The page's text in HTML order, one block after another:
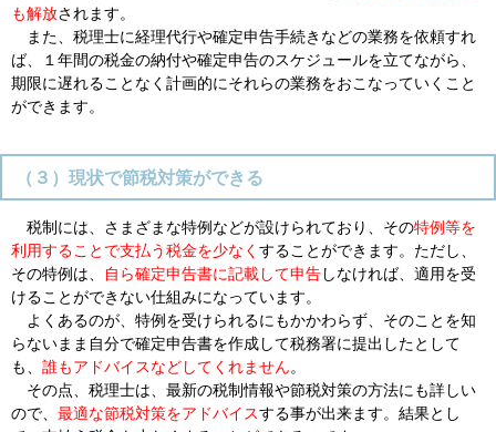
も解放されます。
また、税理士に経理代行や確定申告手続きなどの業務を依頼すれ
ば、１年間の税金の納付や確定申告のスケジュールを立てながら、
期限に遅れることなく計画的にそれらの業務をおこなっていくこと
ができます。
（３）現状で節税対策ができる
税制には、さまざまな特例などが設けられており、その特例等を
利用することで支払う税金を少なく することができます。ただし、
その特例は、
自ら確定申告書に記載して申告しなければ、適用を受
けることができない仕組みになっています。
よくあるのが、特例を受けられるにもかかわらず、そのことを知
らないまま自分で確定申告書を作成して税務署に提出したとして
も、 誰もアドバイスなどしてくれません。
その点、税理士は、最新の税制情報や節税対策の方法にも詳しい
ので、 最適な節税対策をアドバイスする事が出来ます。結果とし